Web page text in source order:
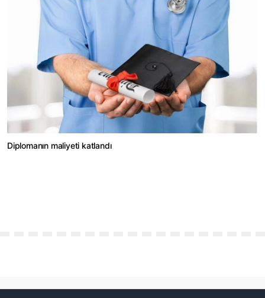
Diplomanın maliyeti katlandı